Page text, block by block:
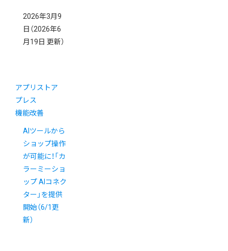
2026年3月9
日 （2026年6
月19日 更新）
アプリストア
プレス
機能改善
AIツールから
ショップ操作
が可能に！「カ
ラーミーショ
ップ AIコネク
ター」を提供
開始（6/1更
新）